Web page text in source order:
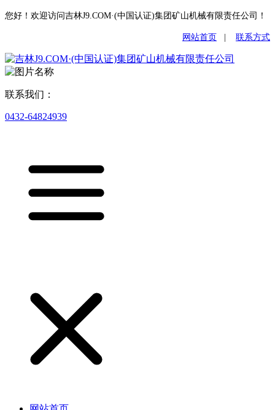
您好！欢迎访问吉林J9.COM·(中国认证)集团矿山机械有限责任公司！
网站首页 联系方式
联系我们：
0432-64824939